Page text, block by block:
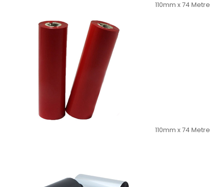
110mm x 74 Metre
110mm x 74 Metre